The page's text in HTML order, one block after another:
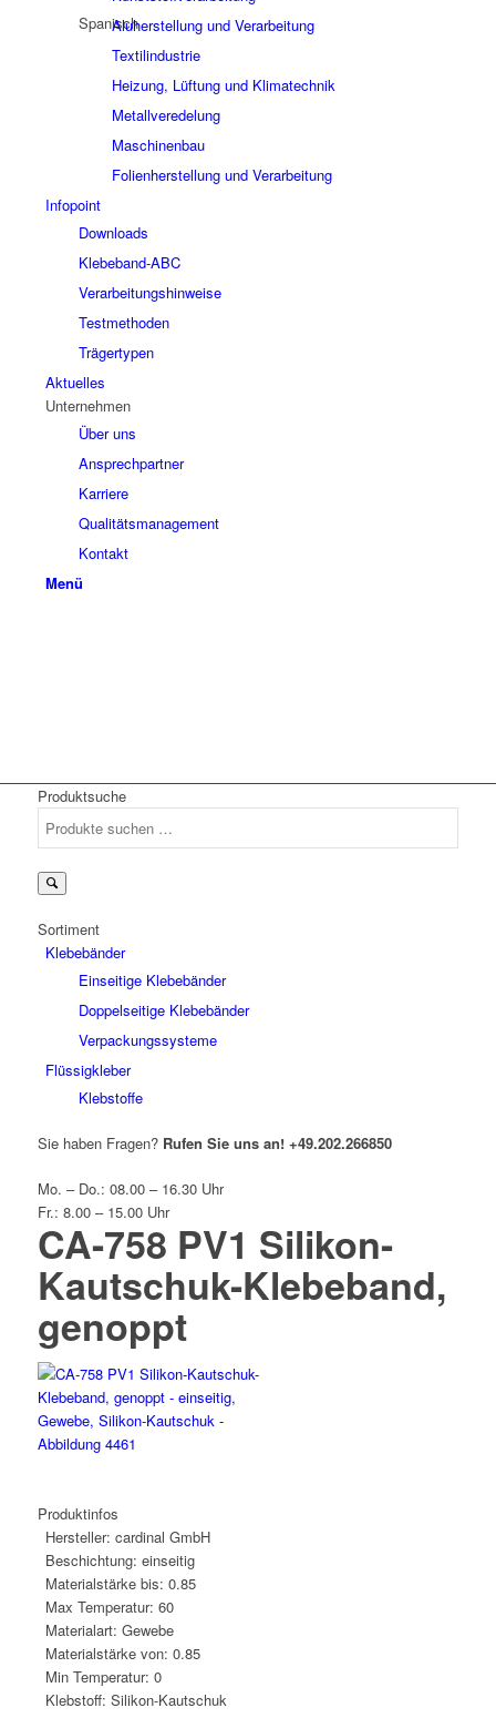
Aluherstellung und Verarbeitung
Textilindustrie
Heizung, Lüftung und Klimatechnik
Metallveredelung
Maschinenbau
Folienherstellung und Verarbeitung
Infopoint
Downloads
Klebeband-ABC
Verarbeitungshinweise
Testmethoden
Trägertypen
Aktuelles
Unternehmen
Über uns
Ansprechpartner
Karriere
Qualitätsmanagement
Kontakt
Menü
Produktsuche
Sortiment
Klebebänder
Einseitige Klebebänder
Doppelseitige Klebebänder
Verpackungssysteme
Flüssigkleber
Klebstoffe
Sie haben Fragen? Rufen Sie uns an! +49.202.266850
Mo. – Do.: 08.00 – 16.30 Uhr
Fr.: 8.00 – 15.00 Uhr
CA-758 PV1 Silikon-
Kautschuk-Klebeband,
genoppt
Produktinfos
Hersteller: cardinal GmbH
Beschichtung: einseitig
Materialstärke bis: 0.85
Max Temperatur: 60
Materialart: Gewebe
Materialstärke von: 0.85
Min Temperatur: 0
Klebstoff: Silikon-Kautschuk